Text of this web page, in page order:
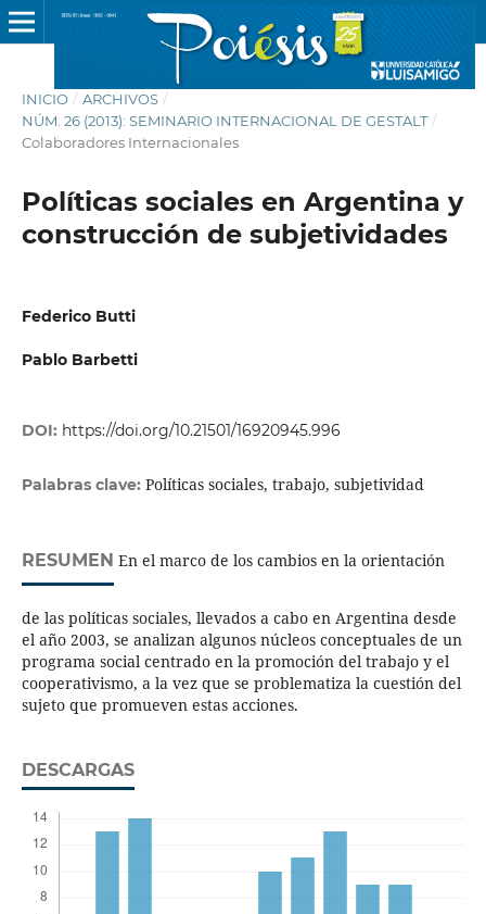
INICIO / ARCHIVOS /
NÚM. 26 (2013): SEMINARIO INTERNACIONAL DE GESTALT /
Colaboradores Internacionales
Políticas sociales en Argentina y
construcción de subjetividades
Federico Butti
Pablo Barbetti
DOI: https://doi.org/10.21501/16920945.996
Palabras clave: Políticas sociales, trabajo, subjetividad
RESUMEN En el marco de los cambios en la orientación
de las políticas sociales, llevados a cabo en Argentina desde
el año 2003, se analizan algunos núcleos conceptuales de un
programa social centrado en la promoción del trabajo y el
cooperativismo, a la vez que se problematiza la cuestión del
sujeto que promueven estas acciones.
DESCARGAS